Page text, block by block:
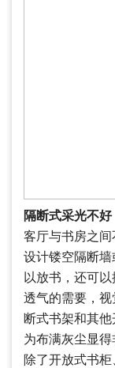
隔断式采光不好
客厅与书房之
设计镂空隔断
以放书，还可
透气的需要，
断式书架和其
为布满灰尘显得
除了开放式书